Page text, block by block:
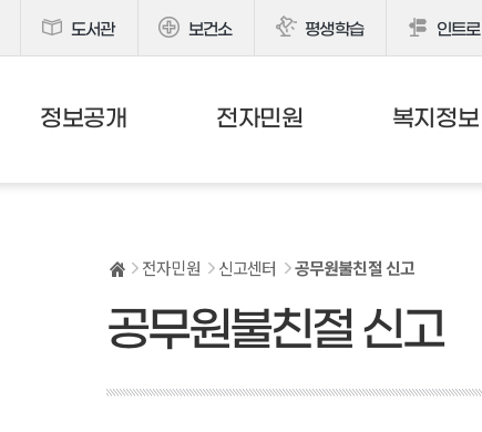
도서관 보건소 평생학습 인트로
정보공개 전자민원 복지정보
전자민원 신고센터 공무원불친절 신고
공무원불친절 신고